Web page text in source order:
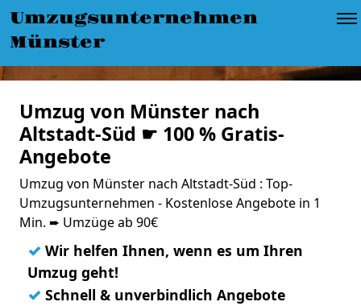
Umzugsunternehmen
Münster
Umzug von Münster nach
Altstadt-Süd ☛ 100 % Gratis-
Angebote
Umzug von Münster nach Altstadt-Süd : Top-
Umzugsunternehmen - Kostenlose Angebote in 1
Min. ➨ Umzüge ab 90€
✓ Wir helfen Ihnen, wenn es um Ihren
Umzug geht!
✓ Schnell & unverbindlich Angebote